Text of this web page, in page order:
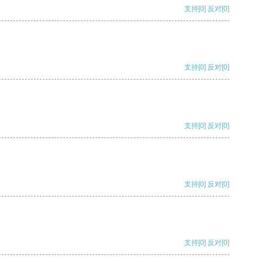
支持[0] 反对[0]
支持[0] 反对[0]
支持[0] 反对[0]
支持[0] 反对[0]
支持[0] 反对[0]